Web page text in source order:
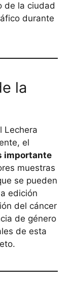
de la ciudad
durante
la
Lechera
el
importante
muestras
se pueden
edición
del cáncer
de género
de esta